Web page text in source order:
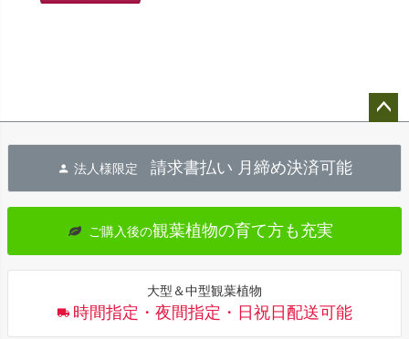
へ
法人様限定 請求書払い 月締め決済可能
ご購入後の観葉植物の育て方も充実
大型＆中型観葉植物
時間指定・夜間指定・日祝日配送可能